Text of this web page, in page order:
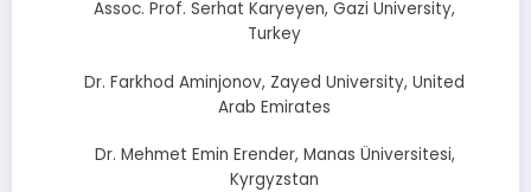
Assoc. Prof. Serhat Karyeyen, Gazi University,
Turkey
Dr. Farkhod Aminjonov, Zayed University, United
Arab Emirates
Dr. Mehmet Emin Erender, Manas Üniversitesi,
Kyrgyzstan